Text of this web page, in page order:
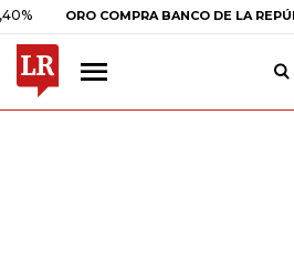
ORO COMPRA BANCO DE LA